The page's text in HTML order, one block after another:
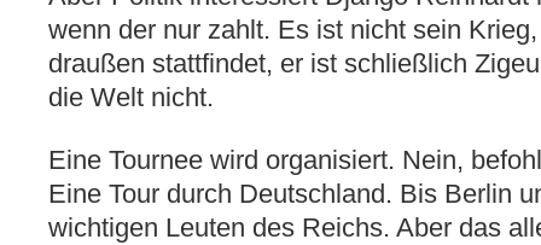
wenn der nur zahlt. Es ist nicht sein
draußen stattfindet, er ist schließlich
die Welt nicht.
Eine Tournee wird organisiert. Nein,
Eine Tour durch Deutschland. Bis Berlin
wichtigen Leuten des Reichs. Aber das